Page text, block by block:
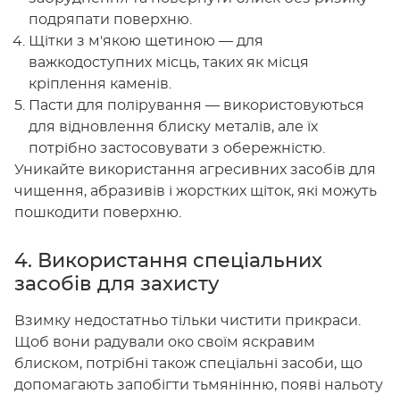
подряпати поверхню.
Щітки з м'якою щетиною — для
важкодоступних місць, таких як місця
кріплення каменів.
Пасти для полірування — використовуються
для відновлення блиску металів, але їх
потрібно застосовувати з обережністю.
Уникайте використання агресивних засобів для
чищення, абразивів і жорстких щіток, які можуть
пошкодити поверхню.
4. Використання спеціальних
засобів для захисту
Взимку недостатньо тільки чистити прикраси.
Щоб вони радували око своїм яскравим
блиском, потрібні також спеціальні засоби, що
допомагають запобігти тьмянінню, появі нальоту